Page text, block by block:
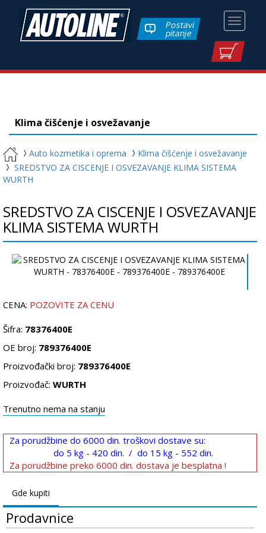
Toggle
Postavi
pitanje
Klima čišćenje i osvežavanje
Auto kozmetika i oprema
Klima čišćenje i osvežavanje
SREDSTVO ZA CISCENJE I OSVEZAVANJE KLIMA SISTEMA
WURTH
SREDSTVO ZA CISCENJE I OSVEZAVANJE
KLIMA SISTEMA WURTH
CENA: POZOVITE ZA CENU
Šifra: 78376400E
OE broj: 789376400E
Proizvođački broj: 789376400E
Proizvođač: WURTH
Trenutno nema na stanju
Za porudžbine do 6000 din. troškovi dostave su:
do 5 kg - 420 din. / do 15 kg - 552 din.
Za porudžbine preko 6000 din. dostava je besplatna !
Gde kupiti
Prodavnice